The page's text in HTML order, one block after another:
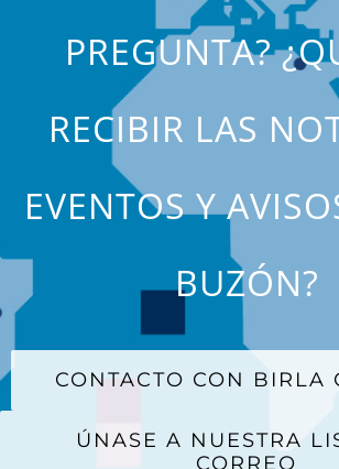
PREGUNTA?
RECIBIR LAS
EVENTOS Y
BUZÓN?
CONTACTO CON BIRLA
ÚNASE A NUESTRA
CORREO